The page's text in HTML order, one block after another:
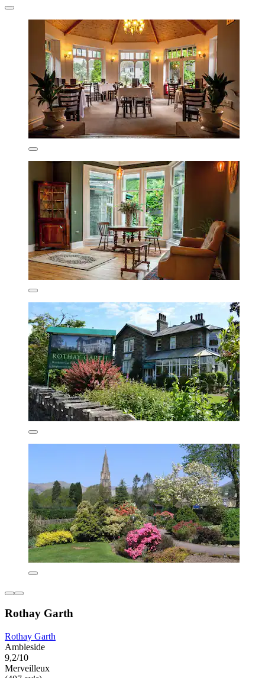
Rothay Garth
Rothay Garth
Ambleside
9,2/10
Merveilleux